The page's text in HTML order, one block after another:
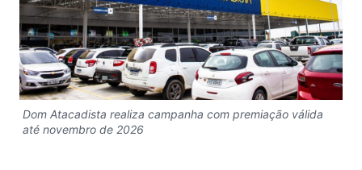
Dom Atacadista realiza campanha com premiação válida
até novembro de 2026